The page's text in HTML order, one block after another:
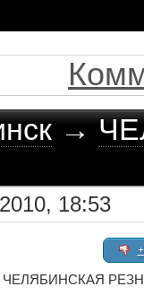
→
18:53
ЧЕЛЯБИНСКАЯ